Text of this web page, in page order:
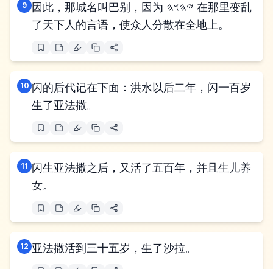
9
因此，那城名叫巴别，因为 𐤉𐤄𐤅𐤄 在那里变乱
了天下人的言语，使众人分散在全地上。
10 闪的后代记在下面：洪水以后二年，闪一百岁
生了亚法撒。
11 闪生亚法撒之后，又活了五百年，并且生儿养
女。
12 亚法撒活到三十五岁，生了沙拉。